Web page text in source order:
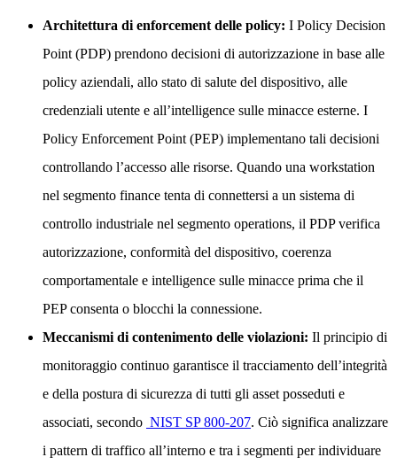
Architettura di enforcement delle policy: I Policy Decision
Point (PDP) prendono decisioni di autorizzazione in base alle
policy aziendali, allo stato di salute del dispositivo, alle
credenziali utente e all’intelligence sulle minacce esterne. I
Policy Enforcement Point (PEP) implementano tali decisioni
controllando l’accesso alle risorse. Quando una workstation
nel segmento finance tenta di connettersi a un sistema di
controllo industriale nel segmento operations, il PDP verifica
autorizzazione, conformità del dispositivo, coerenza
comportamentale e intelligence sulle minacce prima che il
PEP consenta o blocchi la connessione.
Meccanismi di contenimento delle violazioni: Il principio di
monitoraggio continuo garantisce il tracciamento dell’integrità
e della postura di sicurezza di tutti gli asset posseduti e
associati, secondo NIST SP 800-207. Ciò significa analizzare
i pattern di traffico all’interno e tra i segmenti per individuare